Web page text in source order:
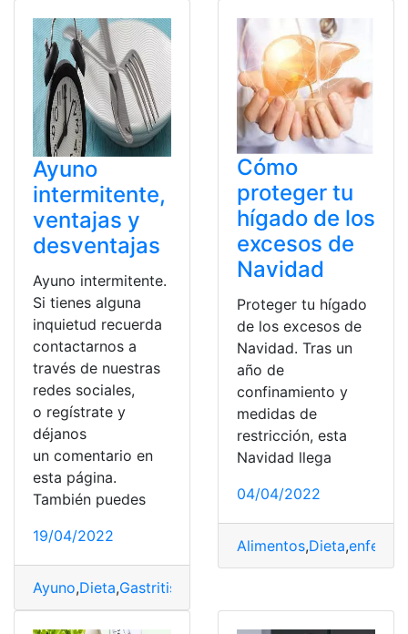
Ayuno
intermitente,
ventajas y
desventajas
Ayuno intermitente.
Si tienes alguna
inquietud recuerda
contactarnos a
través de nuestras
redes sociales,
o regístrate y
déjanos
un comentario en
esta página.
También puedes
19/04/2022
Ayuno,Dieta,Gastritis
Cómo
proteger tu
hígado de los
excesos de
Navidad
Proteger tu hígado
de los excesos de
Navidad. Tras un
año de
confinamiento y
medidas de
restricción, esta
Navidad llega
04/04/2022
Alimentos,Dieta,